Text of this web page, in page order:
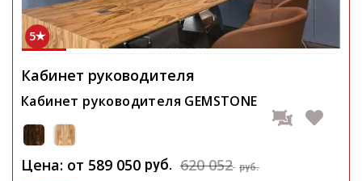
5
Кабинет руководителя
Кабинет руководителя GEMSTONE
Цена: от 589 050 руб. 620 052 руб.